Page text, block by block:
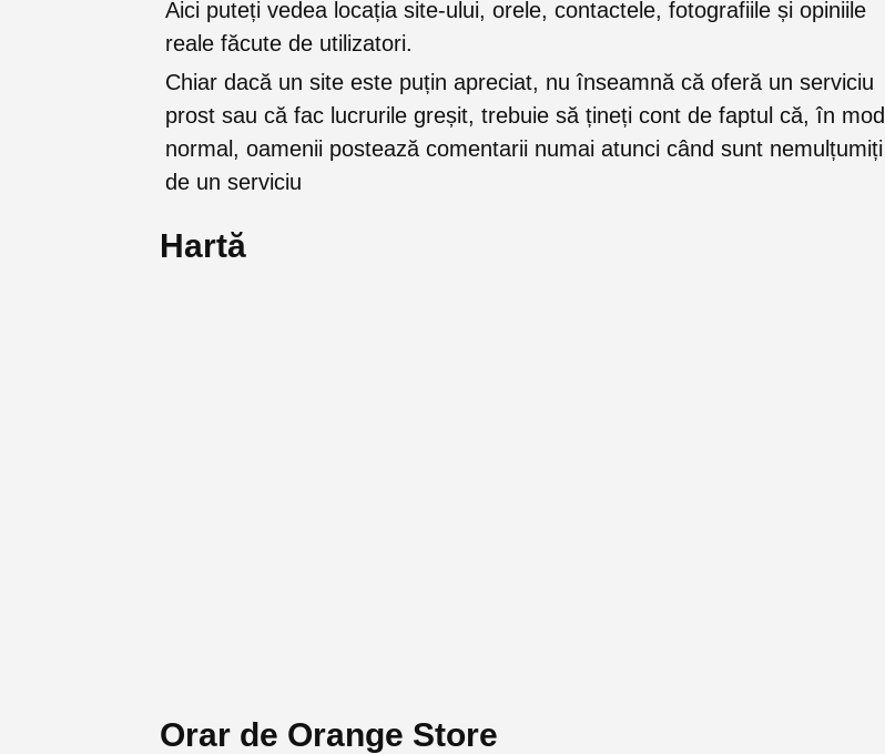
Aici puteți vedea locația site-ului, orele, contactele, fotografiile și opiniile
reale făcute de utilizatori.
Chiar dacă un site este puțin apreciat, nu înseamnă că oferă un serviciu
prost sau că fac lucrurile greșit, trebuie să țineți cont de faptul că, în mod
normal, oamenii postează comentarii numai atunci când sunt nemulțumiți
de un serviciu
Hartă
Orar de Orange Store